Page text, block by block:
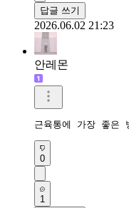
답글 쓰기
2026.06.02 21:23
안레몬
근육통에 가장 좋은
0
1